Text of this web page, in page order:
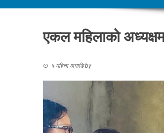
एकल महिलाको
५ महिना अगाडिby